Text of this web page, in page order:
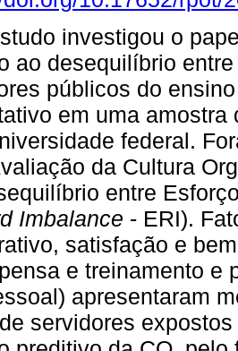
investigou o
ao desequilíbrio
públicos do
em uma
federal.
da Cultura
entre
Imbalance - ERI).
satisfação e
e treinamento e
apresentaram
servidores